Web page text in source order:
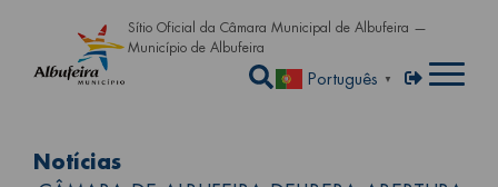
Passar para o conteúdo
Sítio Oficial da Câmara Municipal de Albufeira —
Município de Albufeira
Abrir a caixa de
Português ▼ Menu de
Entrar
Notícias